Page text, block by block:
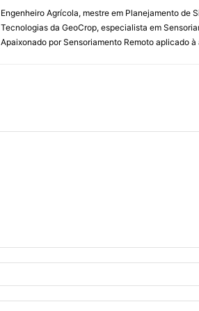
Engenheiro Agrícola, mestre em Planejamento de
Tecnologias da GeoCrop, especialista em
Apaixonado por Sensoriamento Remoto aplicado